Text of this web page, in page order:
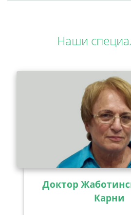
Наши
Доктор
Карни